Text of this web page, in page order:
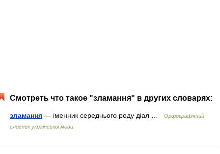
Смотреть что такое "зламання" в других словарях:
зламання — іменник середнього роду діал …
Орфографічний
словник української мови